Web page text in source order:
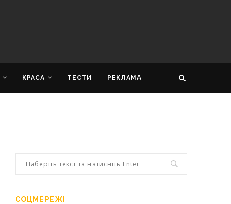
КРАСА ТЕСТИ РЕКЛАМА
СОЦМЕРЕЖІ